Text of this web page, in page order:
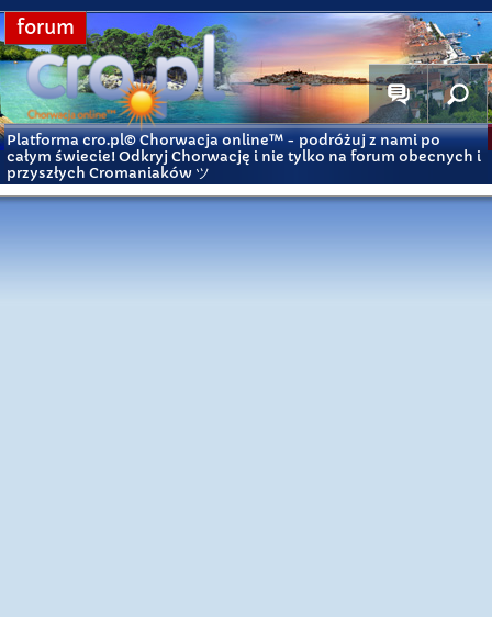
forum
Platforma cro.pl© Chorwacja online™ - podróżuj z nami po
całym świecie! Odkryj Chorwację i nie tylko na forum obecnych i
przyszłych Cromaniaków ツ